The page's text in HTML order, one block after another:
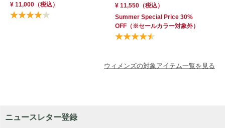
¥ 11,000 （税込）
¥ 11,550 （税込）
Summer Special Price 30%
OFF （※セールカラー対象外）
ウィメンズの対象アイテム一覧を見る
ニュースレター登録